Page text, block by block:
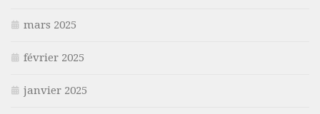
mars 2025
février 2025
janvier 2025